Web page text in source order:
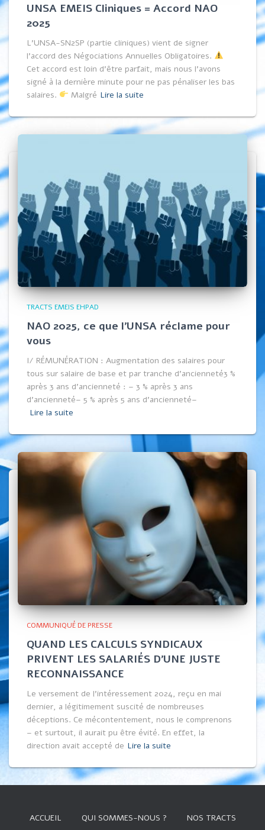
UNSA EMEIS Cliniques = Accord NAO
2025
L’UNSA-SN2SP (partie cliniques) vient de signer
l’accord des Négociations Annuelles Obligatoires.
Cet accord est loin d’être parfait, mais nous l’avons
signé à la dernière minute pour ne pas pénaliser les bas
salaires.
Malgré Lire la suite
TRACTS EMEIS EHPAD
NAO 2025, ce que l’UNSA réclame pour
vous
I/ RÉMUNÉRATION : Augmentation des salaires pour
tous sur salaire de base et par tranche d’ancienneté3 %
après 3 ans d’ancienneté : – 3 % après 3 ans
d’ancienneté– 5 % après 5 ans d’ancienneté–
Lire la suite
COMMUNIQUÉ DE PRESSE
QUAND LES CALCULS SYNDICAUX
PRIVENT LES SALARIÉS D’UNE JUSTE
RECONNAISSANCE
Le versement de l’intéressement 2024, reçu en mai
dernier, a légitimement suscité de nombreuses
déceptions. Ce mécontentement, nous le comprenons
– et surtout, il aurait pu être évité. En effet, la
direction avait accepté de Lire la suite
ACCUEIL QUI SOMMES-NOUS ? NOS TRACTS